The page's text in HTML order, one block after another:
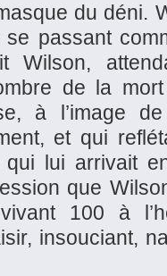
du déni.
se passant
Wilson,
de la
à l’image
et qui
lui arrivait
que
100 à
insouciant,